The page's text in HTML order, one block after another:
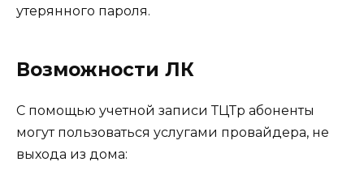
утерянного пароля.
Возможности ЛК
С помощью учетной записи ТЦТр абоненты
могут пользоваться услугами провайдера, не
выхода из дома: